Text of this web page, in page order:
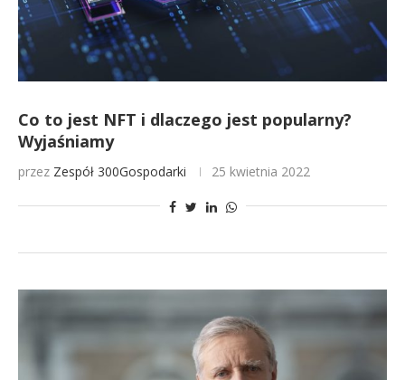
Co to jest NFT i dlaczego jest popularny?
Wyjaśniamy
przez Zespół 300Gospodarki 25 kwietnia 2022